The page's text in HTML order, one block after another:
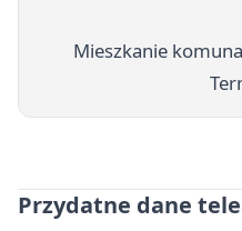
Mieszkanie
Przydatne dane